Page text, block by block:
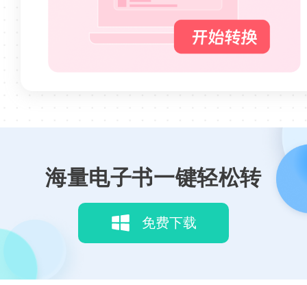
海量电子书一键轻松转
免费下载
感觉很不错，界面简洁，操作超简单，批量
转换太方便了。
上手很简单
上手很简单，轻松将EPUB格式文件转为